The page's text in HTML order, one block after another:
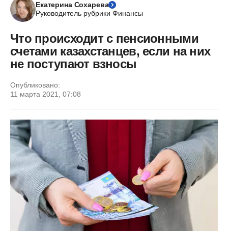
Екатерина Сохарева
Руководитель рубрики Финансы
Что происходит с пенсионными
счетами казахстанцев, если на них
не поступают взносы
Опубликовано:
11 марта 2021, 07:08